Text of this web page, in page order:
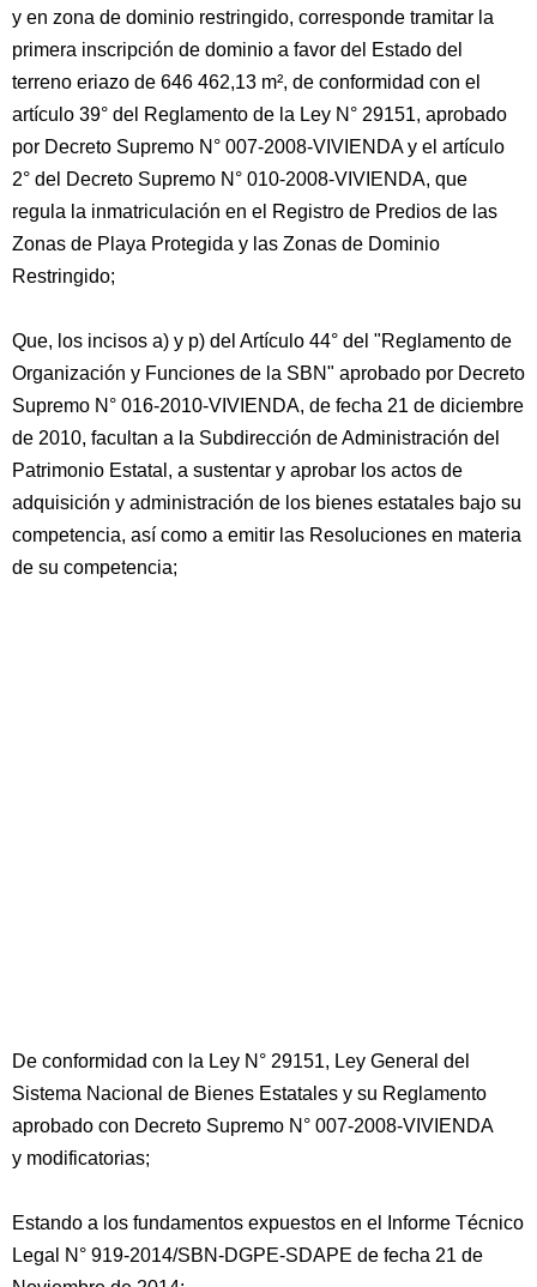
y en zona de dominio restringido, corresponde tramitar la
primera inscripción de dominio a favor del Estado del
terreno eriazo de 646 462,13 m², de conformidad con el
artículo 39° del Reglamento de la Ley N° 29151, aprobado
por Decreto Supremo N° 007-2008-VIVIENDA y el artículo
2° del Decreto Supremo N° 010-2008-VIVIENDA, que
regula la inmatriculación en el Registro de Predios de las
Zonas de Playa Protegida y las Zonas de Dominio
Restringido;
Que, los incisos a) y p) del Artículo 44° del "Reglamento de
Organización y Funciones de la SBN" aprobado por Decreto
Supremo N° 016-2010-VIVIENDA, de fecha 21 de diciembre
de 2010, facultan a la Subdirección de Administración del
Patrimonio Estatal, a sustentar y aprobar los actos de
adquisición y administración de los bienes estatales bajo su
competencia, así como a emitir las Resoluciones en materia
de su competencia;
De conformidad con la Ley N° 29151, Ley General del
Sistema Nacional de Bienes Estatales y su Reglamento
aprobado con Decreto Supremo N° 007-2008-VIVIENDA
y modificatorias;
Estando a los fundamentos expuestos en el Informe Técnico
Legal N° 919-2014/SBN-DGPE-SDAPE de fecha 21 de